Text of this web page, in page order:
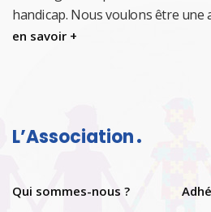
handicap. Nous voulons être une
en savoir +
L’Association
Qui sommes-nous ?